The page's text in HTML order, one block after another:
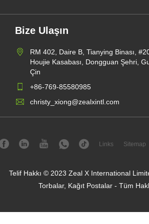
Bize Ulaşın
RM 402, Daire B, Tianying Binası,
Houjie Kasabası, Dongguan Şehri,
Çin
+86-769-85580985
christy_xiong@zealxintl.com
Links Sitemap
Telif Hakkı © 2023 Zeal X International
Torbalar, Kağıt Postalar - Tüm